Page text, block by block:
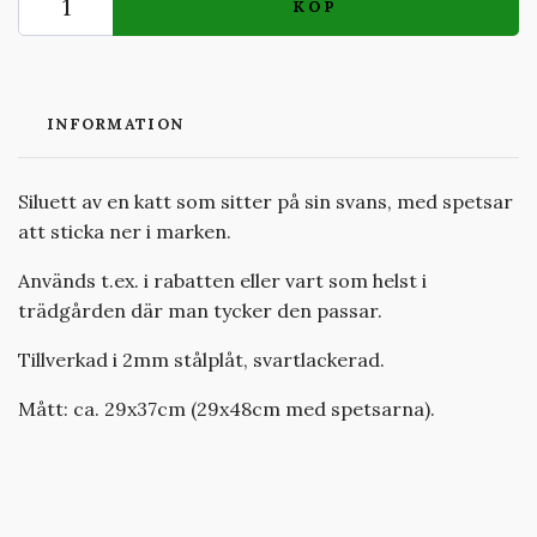
KÖP
INFORMATION
Siluett av en katt som sitter på sin svans, med spetsar
att sticka ner i marken.
Används t.ex. i rabatten eller vart som helst i
trädgården där man tycker den passar.
Tillverkad i 2mm stålplåt, svartlackerad.
Mått: ca. 29x37cm (29x48cm med spetsarna).